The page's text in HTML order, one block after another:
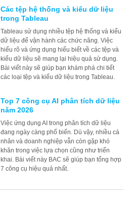
Các tệp hệ thống và kiểu dữ liệu
trong Tableau
Tableau sử dụng nhiều tệp hệ thống và kiểu
dữ liệu để vận hành các chức năng. Việc
hiểu rõ và ứng dụng hiểu biết về các tệp và
kiểu dữ liệu sẽ mang lại hiệu quả sử dụng.
Bài viết này sẽ giúp bạn khám phá chi tiết
các loại tệp và kiểu dữ liệu trong Tableau.
Top 7 công cụ AI phân tích dữ liệu
năm 2026
Việc ứng dụng AI trong phân tích dữ liệu
đang ngày càng phổ biến. Dù vậy, nhiều cá
nhân và doanh nghiệp vẫn còn gặp khó
khăn trong việc lựa chọn cũng như triển
khai. Bài viết này BAC sẽ giúp bạn tổng hợp
7 công cụ hiệu quả nhất.